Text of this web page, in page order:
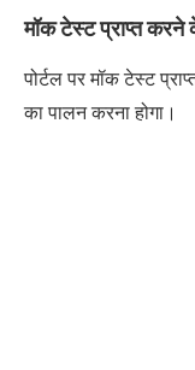
मॉक टेस्ट प्राप्त करने
पोर्टल पर मॉक टेस्ट
का पालन करना होगा।